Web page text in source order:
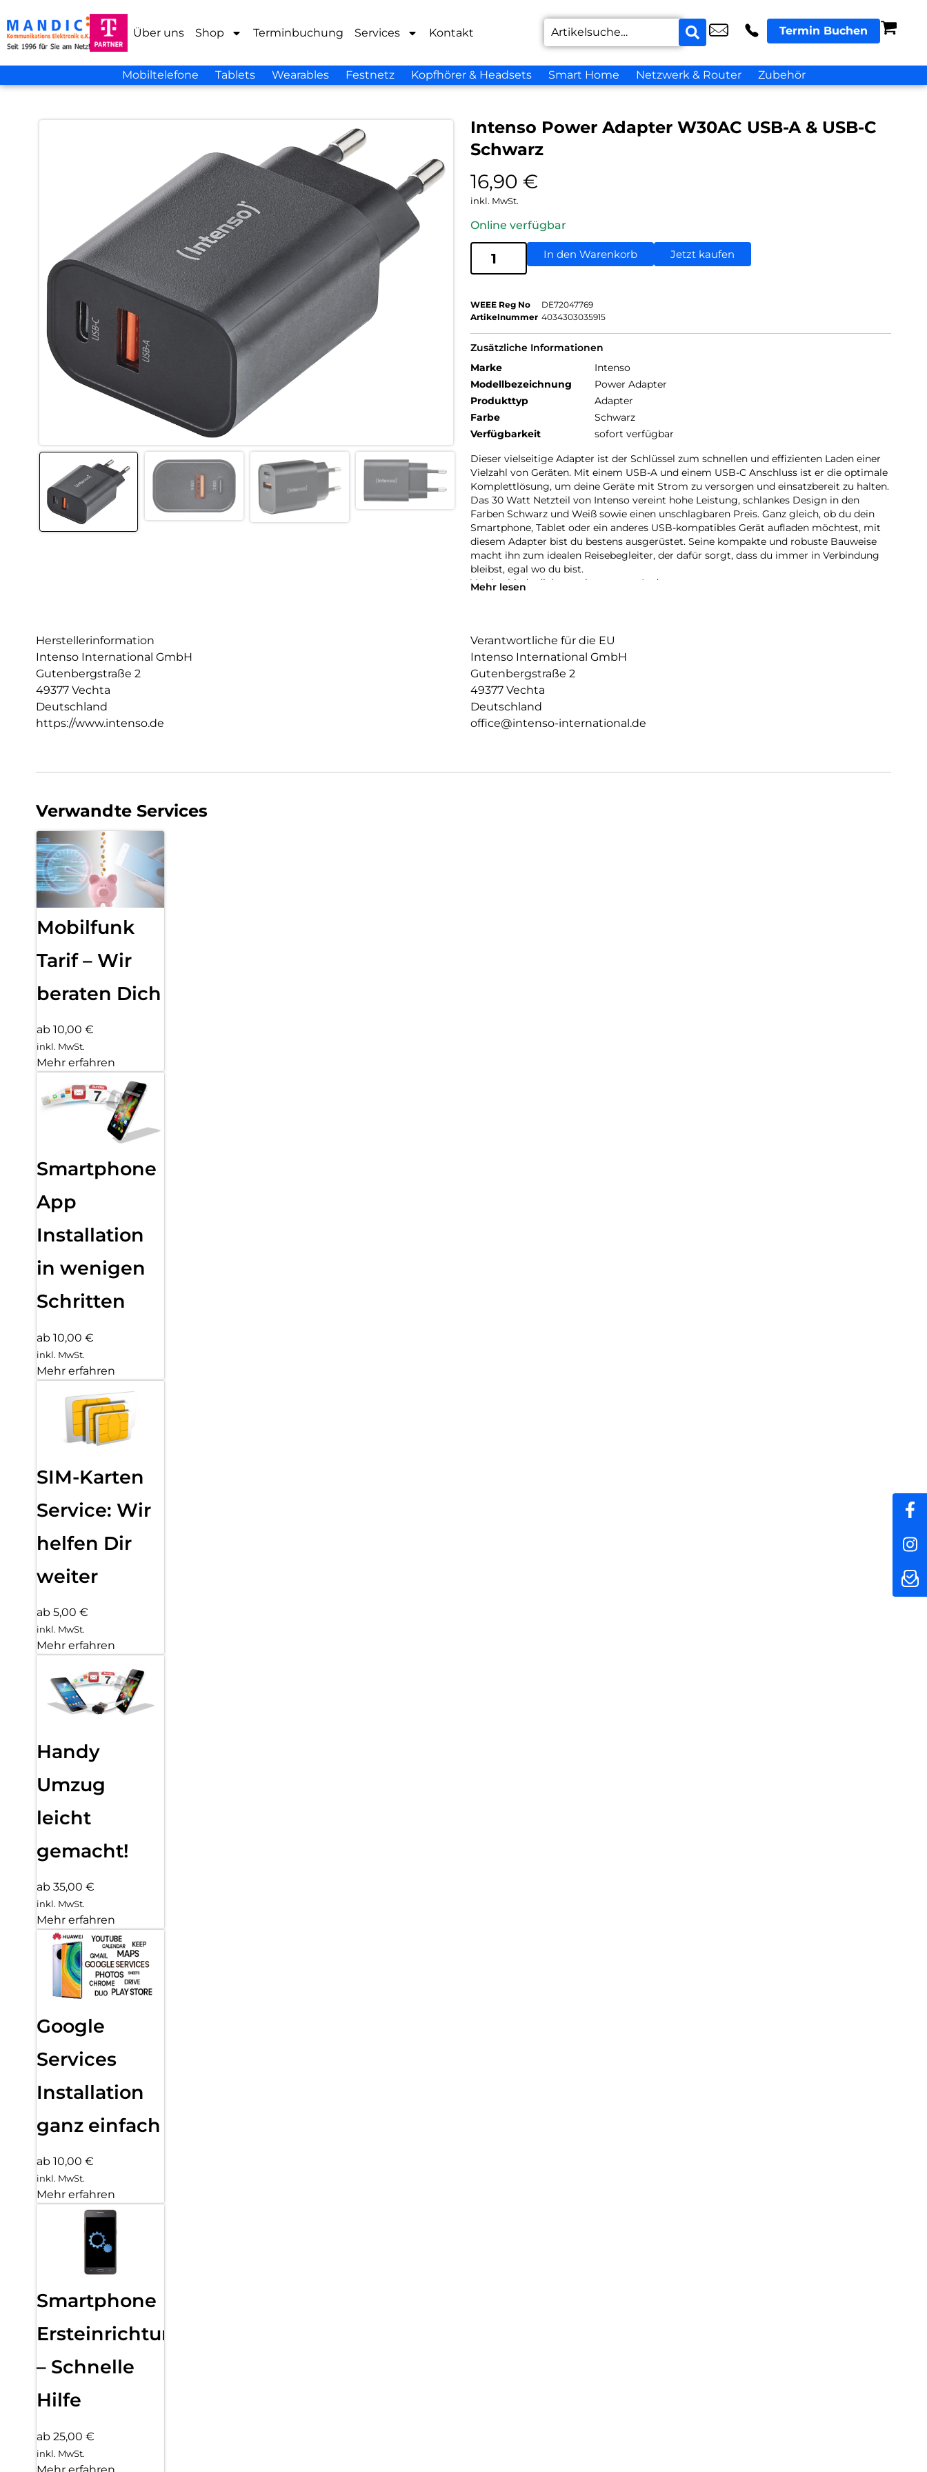
Über uns Shop Terminbuchung Services Kontakt Termin Buchen
Mobiltelefone Tablets Wearables Festnetz Kopfhörer & Headsets Smart Home Netzwerk & Router Zubehör
Intenso Power Adapter W30AC USB-A & USB-C
Schwarz
16,90 €
inkl. MwSt.
Online verfügbar
In den Warenkorb Jetzt kaufen
WEEE Reg No
DE72047769
Artikelnummer 4034303035915
Zusätzliche Informationen
Marke
Intenso
Modellbezeichnung
Power Adapter
Produkttyp
Adapter
Farbe
Schwarz
Verfügbarkeit
sofort verfügbar
Dieser vielseitige Adapter ist der Schlüssel zum schnellen und effizienten Laden einer
Vielzahl von Geräten. Mit einem USB-A und einem USB-C Anschluss ist er die optimale
Komplettlösung, um deine Geräte mit Strom zu versorgen und einsatzbereit zu halten.
Das 30 Watt Netzteil von Intenso vereint hohe Leistung, schlankes Design in den
Farben Schwarz und Weiß sowie einen unschlagbaren Preis. Ganz gleich, ob du dein
Smartphone, Tablet oder ein anderes USB-kompatibles Gerät aufladen möchtest, mit
diesem Adapter bist du bestens ausgerüstet. Seine kompakte und robuste Bauweise
macht ihn zum idealen Reisebegleiter, der dafür sorgt, dass du immer in Verbindung
bleibst, egal wo du bist.
Verabschiede dich vom langsamen Laden
Mehr lesen
Herstellerinformation
Intenso International GmbH
Gutenbergstraße 2
49377 Vechta
Deutschland
https://www.intenso.de
Verantwortliche für die EU
Intenso International GmbH
Gutenbergstraße 2
49377 Vechta
Deutschland
office@intenso-international.de
Verwandte Services
Mobilfunk
Tarif – Wir
beraten Dich
ab 10,00 €
inkl. MwSt.
Mehr erfahren
Smartphone
App
Installation
in wenigen
Schritten
ab 10,00 €
inkl. MwSt.
Mehr erfahren
SIM-Karten
Service: Wir
helfen Dir
weiter
ab 5,00 €
inkl. MwSt.
Mehr erfahren
Handy
Umzug
leicht
gemacht!
ab 35,00 €
inkl. MwSt.
Mehr erfahren
Google
Services
Installation
ganz einfach
ab 10,00 €
inkl. MwSt.
Mehr erfahren
Smartphone
Ersteinrichtung
– Schnelle
Hilfe
ab 25,00 €
inkl. MwSt.
Mehr erfahren